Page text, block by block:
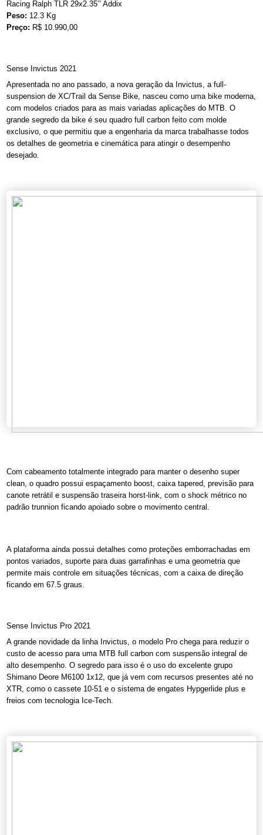
Racing Ralph TLR 29x2.35’’ Addix
Peso: 12.3 Kg
Preço: R$ 10.990,00
Sense Invictus 2021
Apresentada no ano passado, a nova geração da Invictus, a full-
suspension de XC/Trail da Sense Bike, nasceu como uma bike moderna,
com modelos criados para as mais variadas aplicações do MTB. O
grande segredo da bike é seu quadro full carbon feito com molde
exclusivo, o que permitiu que a engenharia da marca trabalhasse todos
os detalhes de geometria e cinemática para atingir o desempenho
desejado.
Com cabeamento totalmente integrado para manter o desenho super
clean, o quadro possui espaçamento boost, caixa tapered, previsão para
canote retrátil e suspensão traseira horst-link, com o shock métrico no
padrão trunnion ficando apoiado sobre o movimento central.
A plataforma ainda possui detalhes como proteções emborrachadas em
pontos variados, suporte para duas garrafinhas e uma geometria que
permite mais controle em situações técnicas, com a caixa de direção
ficando em 67.5 graus.
Sense Invictus Pro 2021
A grande novidade da linha Invictus, o modelo Pro chega para reduzir o
custo de acesso para uma MTB full carbon com suspensão integral de
alto desempenho. O segredo para isso é o uso do excelente grupo
Shimano Deore M6100 1x12, que já vem com recursos presentes até no
XTR, como o cassete 10-51 e o sistema de engates Hypgerlide plus e
freios com tecnologia Ice-Tech.